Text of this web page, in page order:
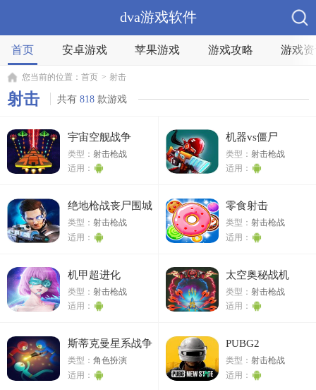
dva游戏软件
首页 安卓游戏 苹果游戏 游戏攻略 游戏
您当前的位置： 首页 > 射击
射击 共有 818 款游戏
宇宙空舰战争
类型： 射击枪战
适用：
机器vs僵尸
类型： 射击枪战
适用：
绝地枪战丧尸围城
类型： 射击枪战
适用：
零食射击
类型： 射击枪战
适用：
机甲超进化
类型： 射击枪战
适用：
太空奥秘战机
类型： 射击枪战
适用：
斯蒂克曼星系战争
类型： 角色扮演
适用：
PUBG2
类型： 射击枪战
适用：